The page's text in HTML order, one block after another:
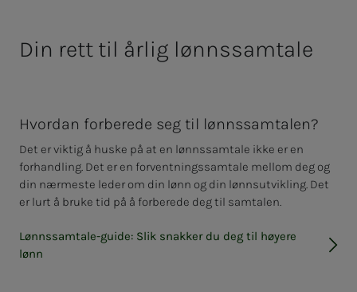
Din rett til år­­­lig lønns­­­sam­ta­­­le
Hvordan forberede seg til lønnssamtalen?
Det er viktig å huske på at en lønnssamtale ikke er en
forhandling. Det er en forventningssamtale mellom deg og
din nærmeste leder om din lønn og din lønnsutvikling. Det
er lurt å bruke tid på å forberede deg til samtalen.
Lønnssamtale-guide: Slik snakker du deg til høyere
lønn